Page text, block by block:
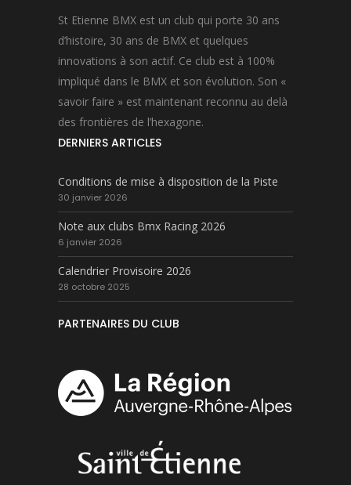
St Etienne BMX est un club qui porte 30 ans
d’histoire, 30 ans de BMX et quelques
innovations à son actif. Ce club est à 100%
impliqué dans le BMX et son évolution. Son «
savoir faire » est maintenant reconnu au delà
des frontières de l’hexagone.
DERNIERS ARTICLES
Conditions de mise à disposition de la Piste
30 janvier 2026
Note aux clubs Bmx Racing 2026
6 janvier 2026
Calendrier Provisoire 2026
28 octobre 2025
PARTENAIRES DU CLUB